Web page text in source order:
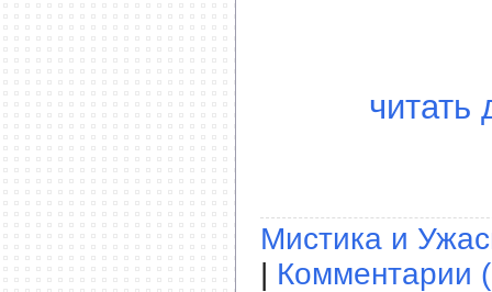
читать
Мистика и
| Комментарии